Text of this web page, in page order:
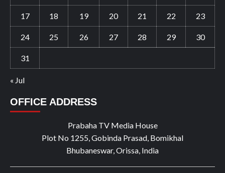
17 18 19 20 21 22 23
24 25 26 27 28 29 30
31
« Jul
OFFICE ADDRESS
Prabaha TV Media House
Plot No 1255, Gobinda Prasad, Bomikhal
Bhubaneswar, Orissa, India